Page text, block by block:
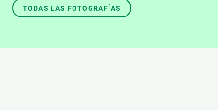
TODAS LAS FOTOGRAFÍAS